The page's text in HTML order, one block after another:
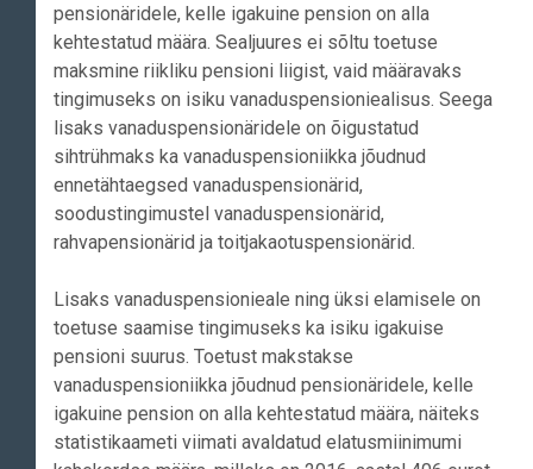
pensionäridele, kelle igakuine pension on alla
kehtestatud määra. Sealjuures ei sõltu toetuse
maksmine riikliku pensioni liigist, vaid määravaks
tingimuseks on isiku vanaduspensioniealisus. Seega
lisaks vanaduspensionäridele on õigustatud
sihtrühmaks ka vanaduspensioniikka jõudnud
ennetähtaegsed vanaduspensionärid,
soodustingimustel vanaduspensionärid,
rahvapensionärid ja toitjakaotuspensionärid.
Lisaks vanaduspensionieale ning üksi elamisele on
toetuse saamise tingimuseks ka isiku igakuise
pensioni suurus. Toetust makstakse
vanaduspensioniikka jõudnud pensionäridele, kelle
igakuine pension on alla kehtestatud määra, näiteks
statistikaameti viimati avaldatud elatusmiinimumi